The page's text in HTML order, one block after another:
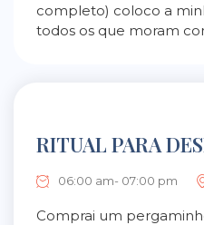
completo) coloco a
todos os que moram
RITUAL PARA
06:00 am- 07:00 pm
Comprai um